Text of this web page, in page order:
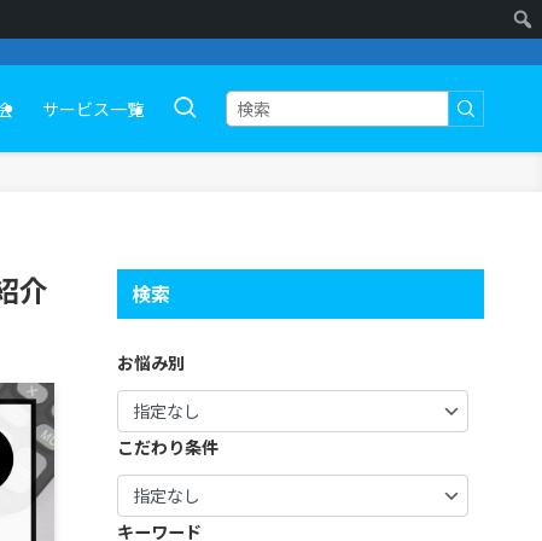
サービス一覧
介 検索
お悩み別
こだわり条件
キーワード